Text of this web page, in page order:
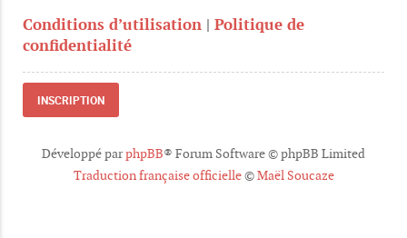
Conditions d’utilisation | Politique de
confidentialité
INSCRIPTION
Développé parphpBB® Forum Software © phpBB Limited
Traduction française officielle©Maël Soucaze